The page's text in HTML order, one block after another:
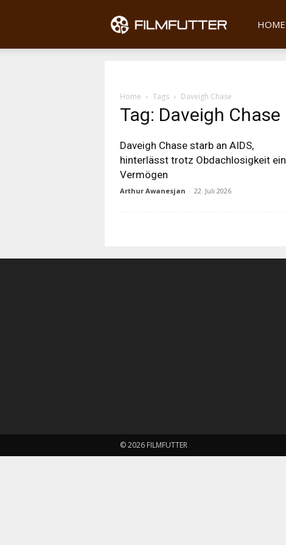
Filmfutter
HOME
Home Tags Daveigh Chase
Tag: Daveigh Chase
Daveigh Chase starb an AIDS,
hinterlässt trotz Obdachlosigkeit ein
Vermögen
Arthur Awanesjan - 22. Juli 2026
© 2026 FILMFUTTER